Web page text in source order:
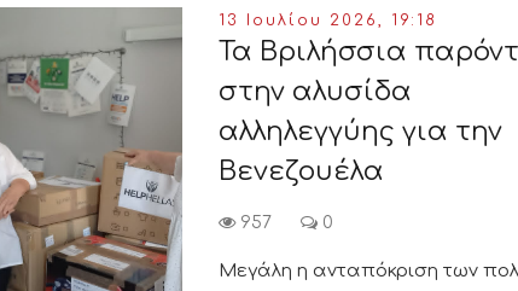
13 Ιουλίου 2026, 19:18
Τα Βριλήσσια
στην αλυσίδα
αλληλεγγύης για την
Βενεζουέλα
957 0
Μεγάλη η ανταπόκριση των